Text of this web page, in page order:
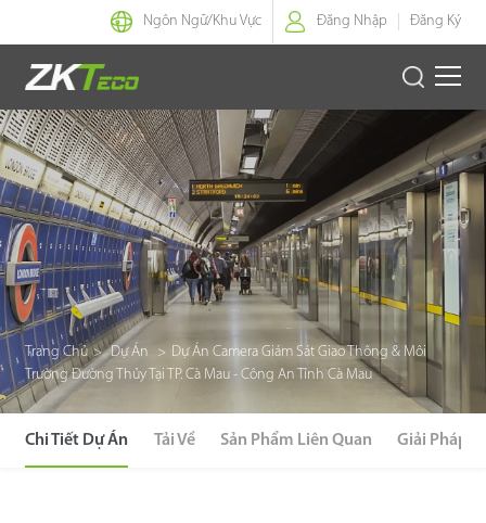
Ngôn Ngữ/Khu Vực Đăng Nhập Đăng Ký
Nhận Dạng Thông Minh
Kiểm Soát Lối Vào Thông Minh
Văn Phòng Thông Minh
Green Label
Armatura
Giải Pháp
Dự Án
Trang Chủ > Dự Án > Dự Án Camera Giám Sát Giao Thông & Môi
Trường Đường Thủy Tại TP. Cà Mau - Công An Tỉnh Cà Mau
Chi Tiết Dự Án Tải Về Sản Phẩm Liên Quan Giải Pháp